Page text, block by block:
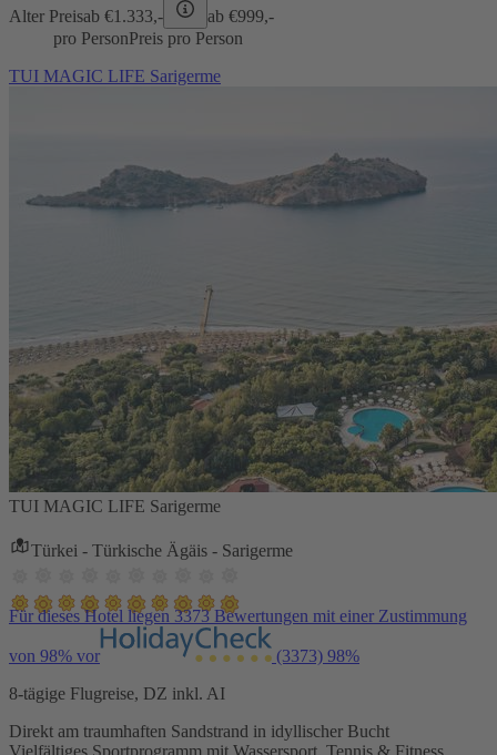
Alter Preisab €1.333,- ab €999,-
pro PersonPreis pro Person
TUI MAGIC LIFE Sarigerme
TUI MAGIC LIFE Sarigerme
Türkei - Türkische Ägäis - Sarigerme
Für dieses Hotel liegen 3373 Bewertungen mit einer Zustimmung
von 98% vor (3373) 98%
8-tägige Flugreise, DZ inkl. AI
Direkt am traumhaften Sandstrand in idyllischer Bucht
Vielfältiges Sportprogramm mit Wassersport, Tennis & Fitness